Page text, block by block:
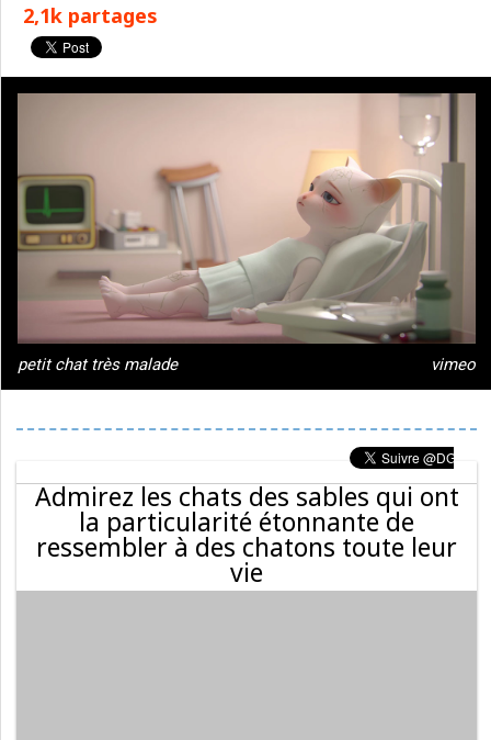
2,1k partages
petit chat très malade vimeo
Admirez les chats des sables qui ont
la particularité étonnante de
ressembler à des chatons toute leur
vie